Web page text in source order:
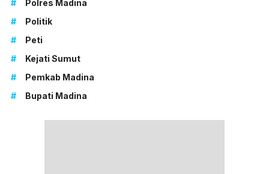
#
Polres Madina
#
Politik
#
Peti
#
Kejati Sumut
#
Pemkab Madina
#
Bupati Madina